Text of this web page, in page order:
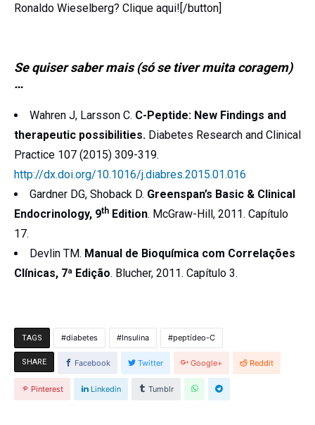
Ronaldo Wieselberg? Clique aqui![/button]
Se quiser saber mais (só se tiver muita coragem)
…
Wahren J, Larsson C. C-Peptide: New Findings and
therapeutic possibilities. Diabetes Research and Clinical
Practice 107 (2015) 309-319.
http://dx.doi.org/10.1016/j.diabres.2015.01.016
Gardner DG, Shoback D. Greenspan’s Basic & Clinical
Endocrinology, 9th Edition. McGraw-Hill, 2011. Capítulo
17.
Devlin TM. Manual de Bioquímica com Correlações
Clínicas, 7ª Edição. Blucher, 2011. Capítulo 3.
TAGS diabetes Insulina peptídeo-C
SHARE Facebook Twitter Google+ Reddit
Pinterest Linkedin Tumblr